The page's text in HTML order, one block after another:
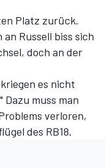
Platz zurück.
Russell biss sich
doch an der
es nicht
muss man
verloren,
des RB18.